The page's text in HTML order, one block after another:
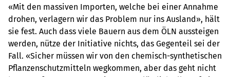
«Mit den massiven Importen, welche bei einer Annahme
drohen, verlagern wir das Problem nur ins Ausland», hält
sie fest. Auch dass viele Bauern aus dem ÖLN aussteigen
werden, nütze der Initiative nichts, das Gegenteil sei der
Fall. «Sicher müssen wir von den chemisch-synthetischen
Pflanzenschutzmitteln wegkommen, aber das geht nicht